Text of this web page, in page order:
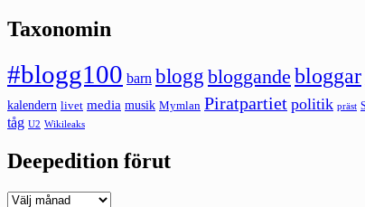
Taxonomin
#blogg100 barn blogg bloggande bloggar
kalendern livet media musik Mymlan Piratpartiet politik präst
tåg U2 Wikileaks
Deepedition förut
Deepedition